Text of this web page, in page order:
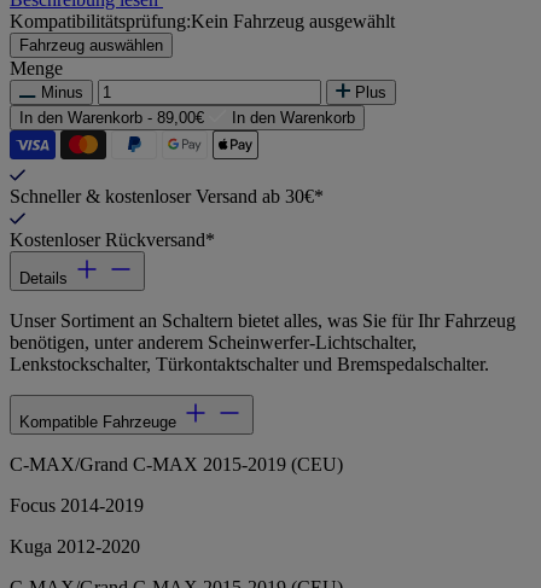
Kompatibilitätsprüfung:Kein Fahrzeug ausgewählt
Fahrzeug auswählen
Menge
Minus
Plus
In den Warenkorb - 89,00€ In den Warenkorb
Schneller & kostenloser Versand ab 30€*
Kostenloser Rückversand*
Details
Unser Sortiment an Schaltern bietet alles, was Sie für Ihr Fahrzeug
benötigen, unter anderem Scheinwerfer-Lichtschalter,
Lenkstockschalter, Türkontaktschalter und Bremspedalschalter.
Kompatible Fahrzeuge
C-MAX/Grand C-MAX 2015-2019 (CEU)
Focus 2014-2019
Kuga 2012-2020